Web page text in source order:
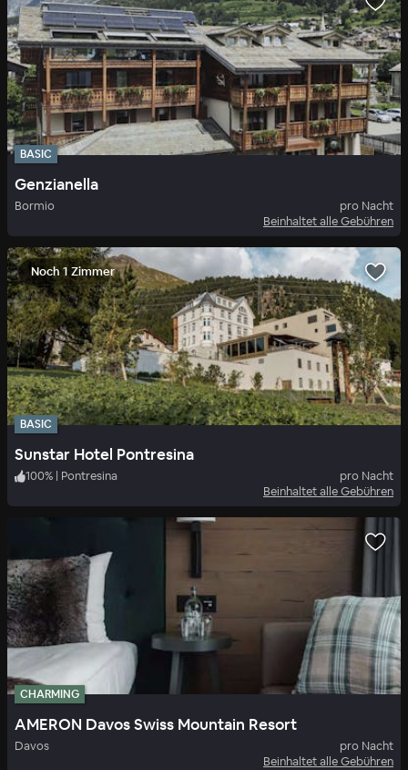
BASIC
Genzianella
Bormio
pro Nacht
Beinhaltet alle Gebühren
Noch 1 Zimmer
BASIC
Sunstar Hotel Pontresina
100% | Pontresina
pro Nacht
Beinhaltet alle Gebühren
CHARMING
AMERON Davos Swiss Mountain Resort
Davos
pro Nacht
Beinhaltet alle Gebühren